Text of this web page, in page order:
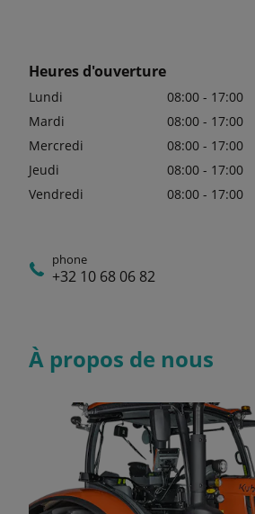
Heures d'ouverture
Lundi
08:00 - 17:00
Mardi
08:00 - 17:00
Mercredi
08:00 - 17:00
Jeudi
08:00 - 17:00
Vendredi
08:00 - 17:00
phone
+32 10 68 06 82
À propos de nous